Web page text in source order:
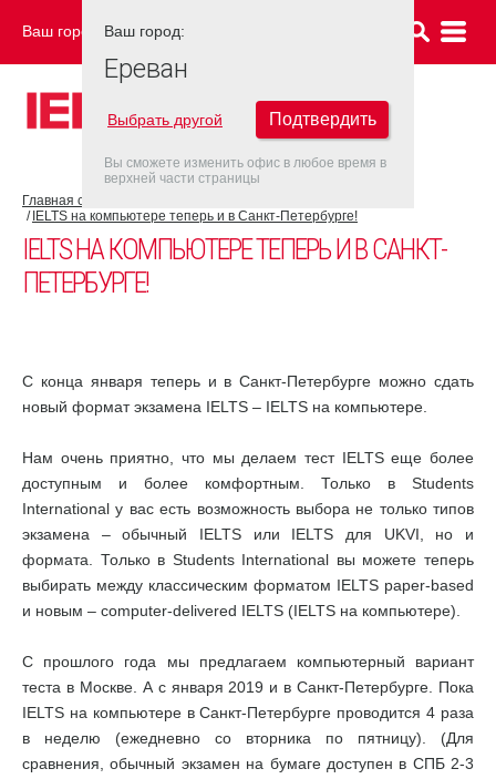
Ваш город: ЕРЕВАН
Главная страница
IELTS на компьютере теперь и в Санкт-Петербурге!
IELTS НА КОМПЬЮТЕРЕ ТЕПЕРЬ И В САНКТ-
ПЕТЕРБУРГЕ!
С конца января теперь и в Санкт-Петербурге можно сдать
новый формат экзамена IELTS – IELTS на компьютере.
Нам очень приятно, что мы делаем тест IELTS еще более
доступным и более комфортным. Только в Students
International у вас есть возможность выбора не только типов
экзамена – обычный IELTS или IELTS для UKVI, но и
формата. Только в Students International вы можете теперь
выбирать между классическим форматом IELTS paper-based
и новым – computer-delivered IELTS (IELTS на компьютере).
С прошлого года мы предлагаем компьютерный вариант
теста в Москве. А с января 2019 и в Санкт-Петербурге. Пока
IELTS на компьютере в Санкт-Петербурге проводится 4 раза
в неделю (ежедневно со вторника по пятницу). (Для
сравнения, обычный экзамен на бумаге доступен в СПБ 2-3
Ваш город:
Ереван
Выбрать другой Подтвердить
Вы сможете изменить офис в любое время в
верхней части страницы